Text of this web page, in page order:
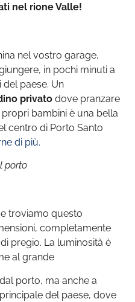
nel rione Valle!
nel vostro garage,
in pochi minuti a
paese. Un
privato dove pranzare
bambini è una bella
centro di Porto Santo
di più.
porto
troviamo questo
completamente
pregio. La luminosità è
al grande
porto, ma anche a
del paese, dove